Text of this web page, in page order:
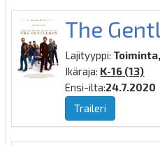
The
Lajityyppi:
Ikäraja: K-16 (13)
Ensi-ilta:24.7.2020
Traileri